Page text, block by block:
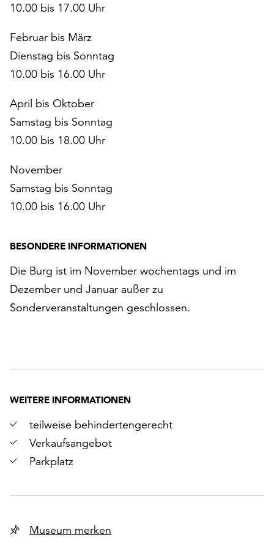
10.00 bis 17.00 Uhr
Februar bis März
Dienstag bis Sonntag
10.00 bis 16.00 Uhr
April bis Oktober
Samstag bis Sonntag
10.00 bis 18.00 Uhr
November
Samstag bis Sonntag
10.00 bis 16.00 Uhr
BESONDERE INFORMATIONEN
Die Burg ist im November wochentags und im
Dezember und Januar außer zu
Sonderveranstaltungen geschlossen.
WEITERE INFORMATIONEN
teilweise behindertengerecht
Verkaufsangebot
Parkplatz
Museum merken